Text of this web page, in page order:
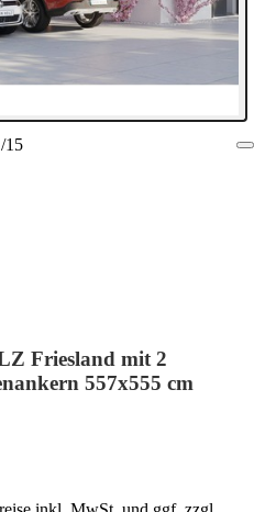
/15
Friesland mit 2
557x555 cm